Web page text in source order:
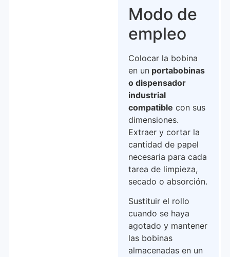
Modo de
empleo
Colocar la bobina
en unportabobinas
o dispensador
industrial
compatible con sus
dimensiones.
Extraer y cortar la
cantidad de papel
necesaria para cada
tarea de limpieza,
secado o absorción.
Sustituir el rollo
cuando se haya
agotado y mantener
las bobinas
almacenadas en un